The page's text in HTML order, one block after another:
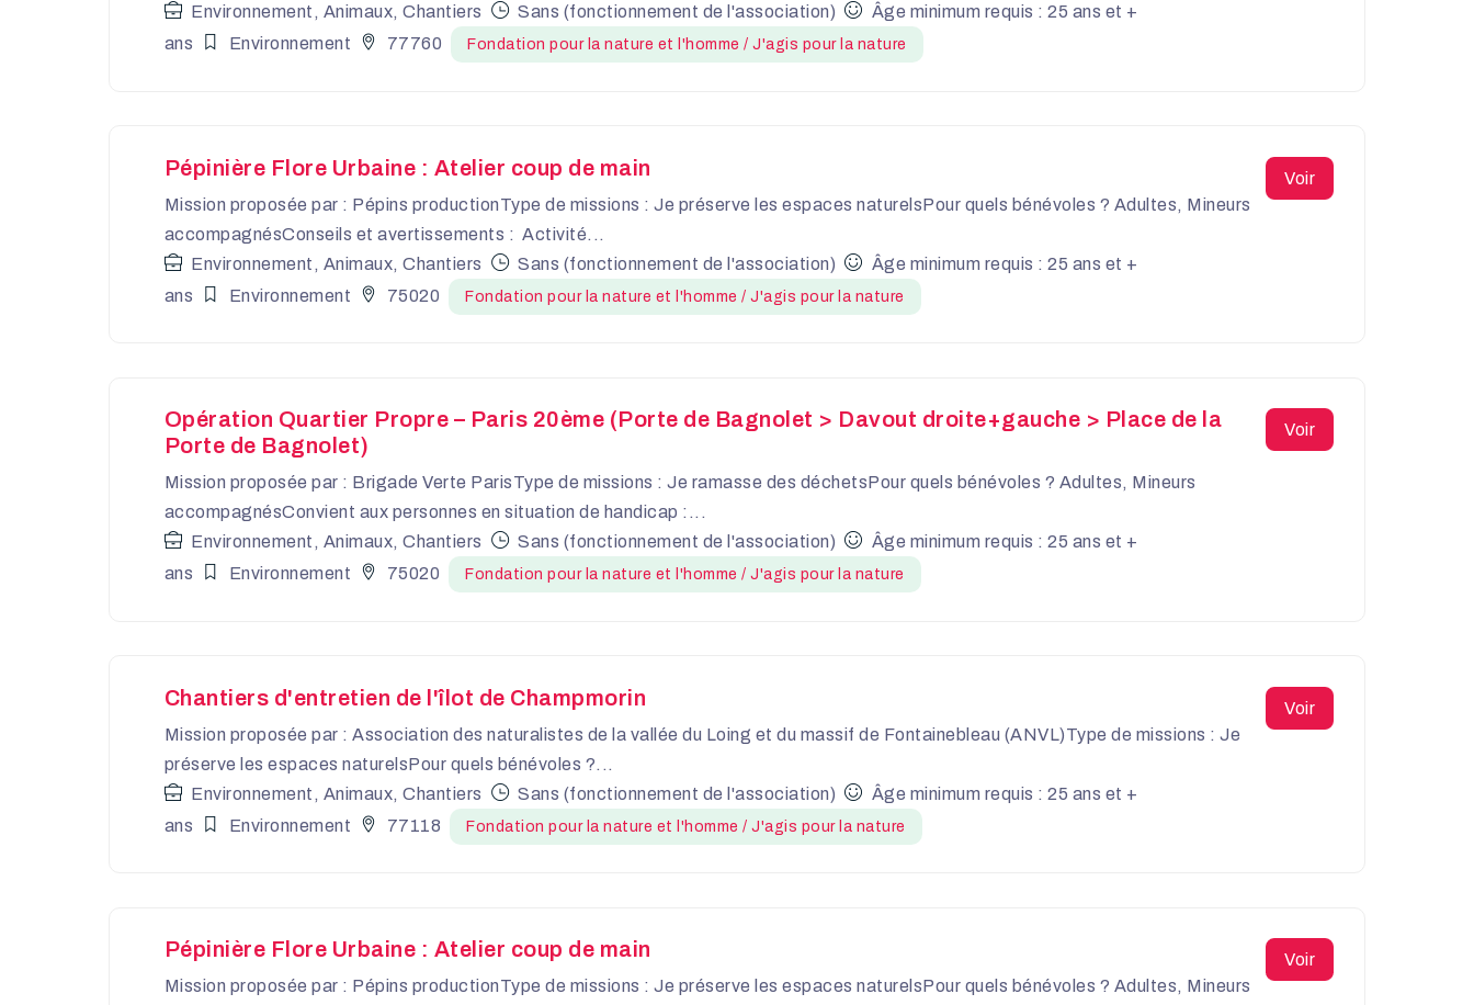
Environnement, Animaux, Chantiers
Sans (fonctionnement de l'association)
Âge minimum requis : 25 ans et +
ans
Environnement 77760 Fondation pour la nature et l'homme / J'agis pour la nature
Voir
Pépinière Flore Urbaine : Atelier coup de main
Mission proposée par : Pépins productionType de missions : Je préserve les espaces naturelsPour quels bénévoles ? Adultes, Mineurs
accompagnésConseils et avertissements : Activité...
Environnement, Animaux, Chantiers
Sans (fonctionnement de l'association)
Âge minimum requis : 25 ans et +
ans
Environnement 75020 Fondation pour la nature et l'homme / J'agis pour la nature
Voir
Opération Quartier Propre – Paris 20ème (Porte de Bagnolet > Davout droite+gauche > Place de la
Porte de Bagnolet)
Mission proposée par : Brigade Verte ParisType de missions : Je ramasse des déchetsPour quels bénévoles ? Adultes, Mineurs
accompagnésConvient aux personnes en situation de handicap :...
Environnement, Animaux, Chantiers
Sans (fonctionnement de l'association)
Âge minimum requis : 25 ans et +
ans
Environnement 75020 Fondation pour la nature et l'homme / J'agis pour la nature
Voir
Chantiers d'entretien de l'îlot de Champmorin
Mission proposée par : Association des naturalistes de la vallée du Loing et du massif de Fontainebleau (ANVL)Type de missions : Je
préserve les espaces naturelsPour quels bénévoles ?...
Environnement, Animaux, Chantiers
Sans (fonctionnement de l'association)
Âge minimum requis : 25 ans et +
ans
Environnement 77118 Fondation pour la nature et l'homme / J'agis pour la nature
Voir
Pépinière Flore Urbaine : Atelier coup de main
Mission proposée par : Pépins productionType de missions : Je préserve les espaces naturelsPour quels bénévoles ? Adultes, Mineurs